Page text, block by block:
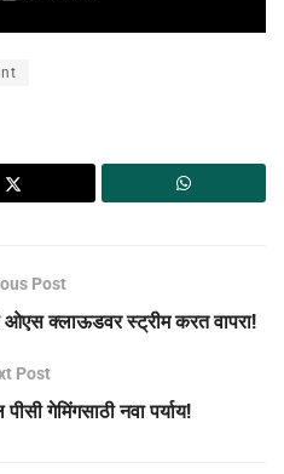
Post
क्लाऊडवर स्ट्रीम करत वापरा!
Post
गेमिंगसाठी नवा पर्याय!